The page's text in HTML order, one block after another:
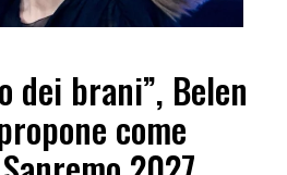
dei brani”, Belen
come